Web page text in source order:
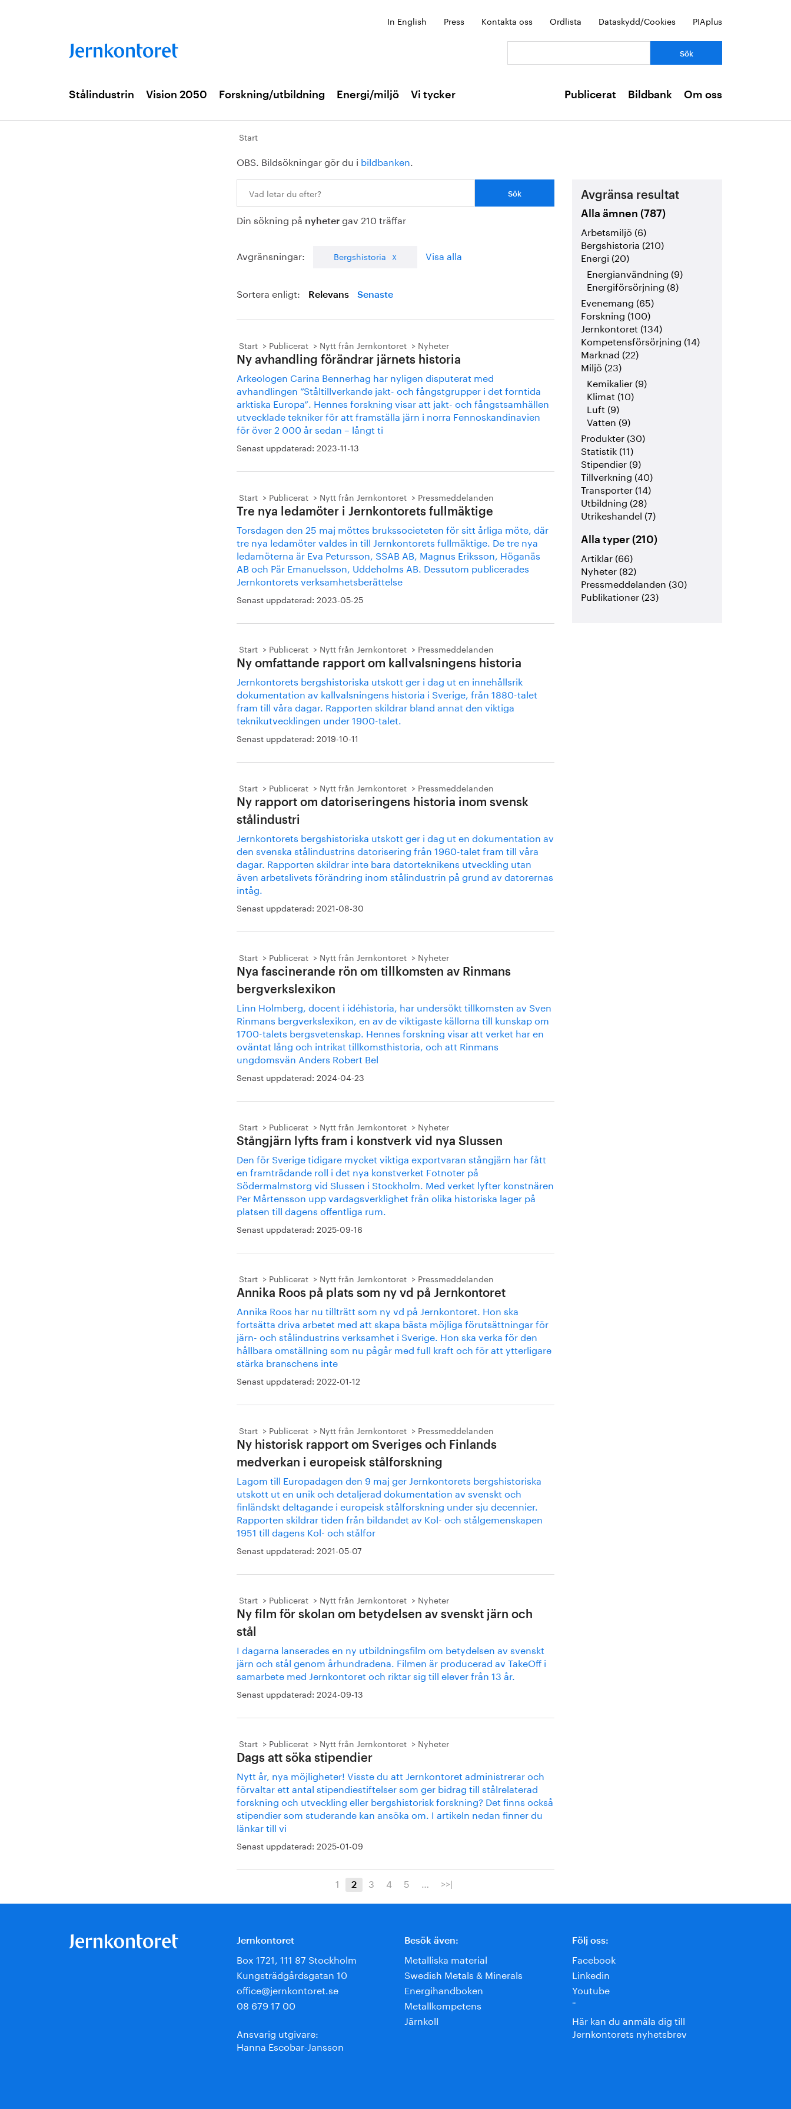
In English Press Kontakta oss Ordlista Dataskydd/Cookies PIAplus
Stålindustrin Vision 2050 Forskning/utbildning Energi/miljö Vi tycker Publicerat Bildbank Om oss
Start
OBS. Bildsökningar gör du i bildbanken.
Din sökning på nyheter gav 210 träffar
Avgränsningar: Bergshistoria Visa alla
Sortera enligt: Relevans Senaste
Start Publicerat Nytt från Jernkontoret Nyheter
Ny avhandling förändrar järnets historia
Arkeologen Carina Bennerhag har nyligen disputerat med
avhandlingen ”Ståltillverkande jakt- och fångstgrupper i det forntida
arktiska Europa”. Hennes forskning visar att jakt- och fångstsamhällen
utvecklade tekniker för att framställa järn i norra Fennoskandinavien
för över 2 000 år sedan – långt ti
Senast uppdaterad: 2023-11-13
Start Publicerat Nytt från Jernkontoret Pressmeddelanden
Tre nya ledamöter i Jernkontorets fullmäktige
Torsdagen den 25 maj möttes brukssocieteten för sitt årliga möte, där
tre nya ledamöter valdes in till Jernkontorets fullmäktige. De tre nya
ledamöterna är Eva Petursson, SSAB AB, Magnus Eriksson, Höganäs
AB och Pär Emanuelsson, Uddeholms AB. Dessutom publicerades
Jernkontorets verksamhetsberättelse
Senast uppdaterad: 2023-05-25
Start Publicerat Nytt från Jernkontoret Pressmeddelanden
Ny omfattande rapport om kallvalsningens historia
Jernkontorets bergshistoriska utskott ger i dag ut en innehållsrik
dokumentation av kallvalsningens historia i Sverige, från 1880-talet
fram till våra dagar. Rapporten skildrar bland annat den viktiga
teknikutvecklingen under 1900-talet.
Senast uppdaterad: 2019-10-11
Start Publicerat Nytt från Jernkontoret Pressmeddelanden
Ny rapport om datoriseringens historia inom svensk
stålindustri
Jernkontorets bergshistoriska utskott ger i dag ut en dokumentation av
den svenska stålindustrins datorisering från 1960-talet fram till våra
dagar. Rapporten skildrar inte bara datorteknikens utveckling utan
även arbetslivets förändring inom stålindustrin på grund av datorernas
intåg.
Senast uppdaterad: 2021-08-30
Start Publicerat Nytt från Jernkontoret Nyheter
Nya fascinerande rön om tillkomsten av Rinmans
bergverkslexikon
Linn Holmberg, docent i idéhistoria, har undersökt tillkomsten av Sven
Rinmans bergverkslexikon, en av de viktigaste källorna till kunskap om
1700-talets bergsvetenskap. Hennes forskning visar att verket har en
oväntat lång och intrikat tillkomsthistoria, och att Rinmans
ungdomsvän Anders Robert Bel
Senast uppdaterad: 2024-04-23
Start Publicerat Nytt från Jernkontoret Nyheter
Stångjärn lyfts fram i konstverk vid nya Slussen
Den för Sverige tidigare mycket viktiga exportvaran stångjärn har fått
en framträdande roll i det nya konstverket Fotnoter på
Södermalmstorg vid Slussen i Stockholm. Med verket lyfter konstnären
Per Mårtensson upp vardagsverklighet från olika historiska lager på
platsen till dagens offentliga rum.
Senast uppdaterad: 2025-09-16
Start Publicerat Nytt från Jernkontoret Pressmeddelanden
Annika Roos på plats som ny vd på Jernkontoret
Annika Roos har nu tillträtt som ny vd på Jernkontoret. Hon ska
fortsätta driva arbetet med att skapa bästa möjliga förutsättningar för
järn- och stålindustrins verksamhet i Sverige. Hon ska verka för den
hållbara omställning som nu pågår med full kraft och för att ytterligare
stärka branschens inte
Senast uppdaterad: 2022-01-12
Start Publicerat Nytt från Jernkontoret Pressmeddelanden
Ny historisk rapport om Sveriges och Finlands
medverkan i europeisk stålforskning
Lagom till Europadagen den 9 maj ger Jernkontorets bergshistoriska
utskott ut en unik och detaljerad dokumentation av svenskt och
finländskt deltagande i europeisk stålforskning under sju decennier.
Rapporten skildrar tiden från bildandet av Kol- och stålgemenskapen
1951 till dagens Kol- och stålfor
Senast uppdaterad: 2021-05-07
Start Publicerat Nytt från Jernkontoret Nyheter
Ny film för skolan om betydelsen av svenskt järn och
stål
I dagarna lanserades en ny utbildningsfilm om betydelsen av svenskt
järn och stål genom århundradena. Filmen är producerad av TakeOff i
samarbete med Jernkontoret och riktar sig till elever från 13 år.
Senast uppdaterad: 2024-09-13
Start Publicerat Nytt från Jernkontoret Nyheter
Dags att söka stipendier
Nytt år, nya möjligheter! Visste du att Jernkontoret administrerar och
förvaltar ett antal stipendiestiftelser som ger bidrag till stålrelaterad
forskning och utveckling eller bergshistorisk forskning? Det finns också
stipendier som studerande kan ansöka om. I artikeln nedan finner du
länkar till vi
Senast uppdaterad: 2025-01-09
1 2 3 4 5 … >>|
Avgränsa resultat
Alla ämnen (787)
Arbetsmiljö (6)
Bergshistoria (210)
Energi (20)
Energianvändning (9)
Energiförsörjning (8)
Evenemang (65)
Forskning (100)
Jernkontoret (134)
Kompetensförsörjning (14)
Marknad (22)
Miljö (23)
Kemikalier (9)
Klimat (10)
Luft (9)
Vatten (9)
Produkter (30)
Statistik (11)
Stipendier (9)
Tillverkning (40)
Transporter (14)
Utbildning (28)
Utrikeshandel (7)
Alla typer (210)
Artiklar (66)
Nyheter (82)
Pressmeddelanden (30)
Publikationer (23)
Jernkontoret
Box 1721, 111 87 Stockholm
Kungsträdgårdsgatan 10
office@jernkontoret.se
08 679 17 00
Ansvarig utgivare:
Hanna Escobar-Jansson
Besök även:
Metalliska material
Swedish Metals & Minerals
Energihandboken
Metallkompetens
Järnkoll
Följ oss:
Facebook
Linkedin
Youtube
¨
Här kan du anmäla dig till
Jernkontorets nyhetsbrev